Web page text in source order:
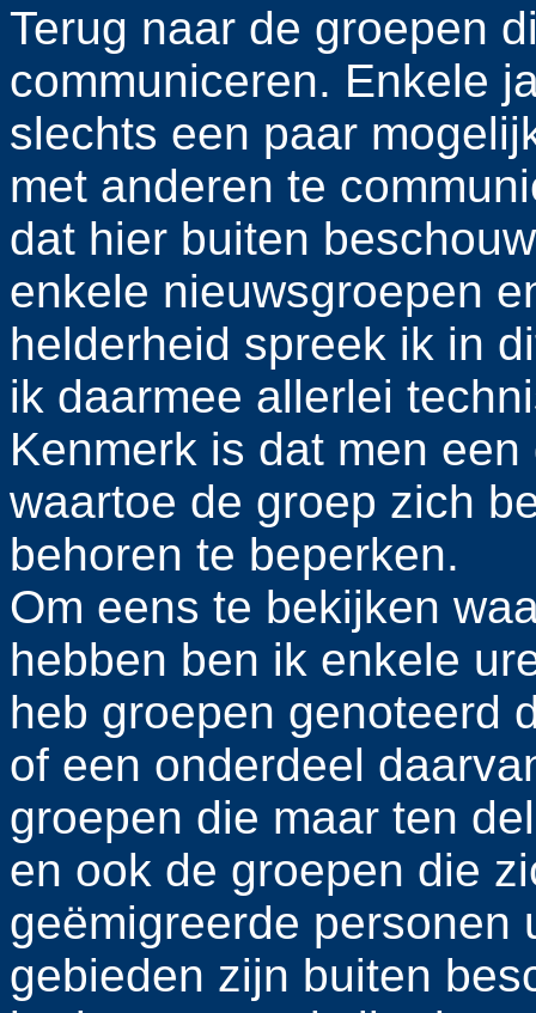
Terug naar de groepen
communiceren. Enkele
slechts een paar
met anderen te
dat hier buiten
enkele nieuwsgroepen
helderheid spreek ik in
ik daarmee allerlei
Kenmerk is dat men
waartoe de groep zich
behoren te beperken.
Om eens te bekijken
hebben ben ik enkele
heb groepen genoteerd
of een onderdeel
groepen die maar ten
en ook de groepen die
geëmigreerde personen
gebieden zijn buiten